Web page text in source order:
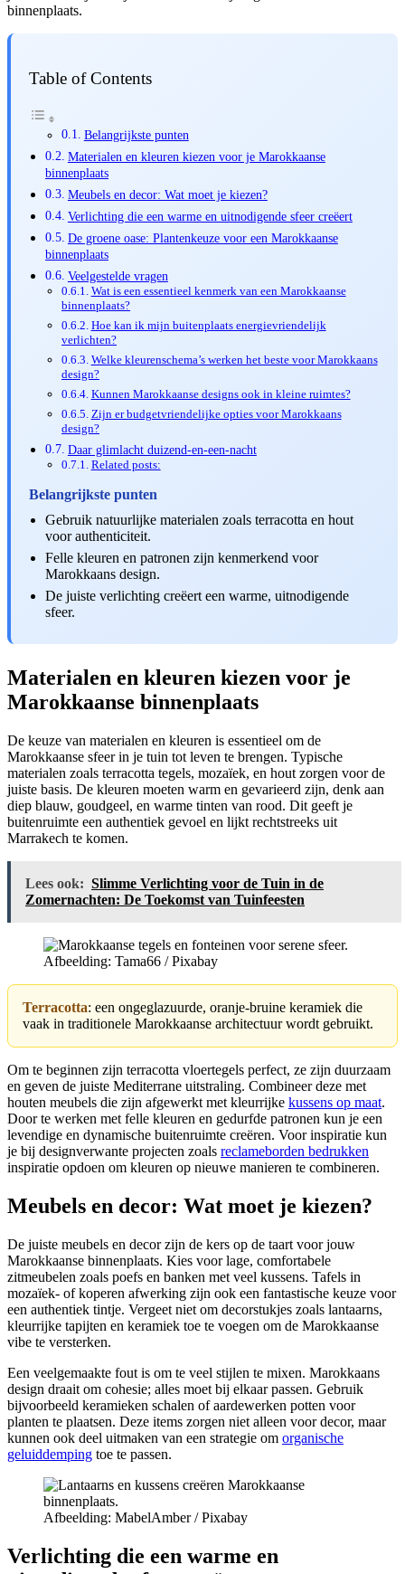
binnenplaats.
Table of Contents
Belangrijkste punten
Materialen en kleuren kiezen voor je Marokkaanse
binnenplaats
Meubels en decor: Wat moet je kiezen?
Verlichting die een warme en uitnodigende sfeer creëert
De groene oase: Plantenkeuze voor een Marokkaanse
binnenplaats
Veelgestelde vragen
Wat is een essentieel kenmerk van een Marokkaanse
binnenplaats?
Hoe kan ik mijn buitenplaats energievriendelijk
verlichten?
Welke kleurenschema’s werken het beste voor Marokkaans
design?
Kunnen Marokkaanse designs ook in kleine ruimtes?
Zijn er budgetvriendelijke opties voor Marokkaans
design?
Daar glimlacht duizend-en-een-nacht
Related posts:
Belangrijkste punten
Gebruik natuurlijke materialen zoals terracotta en hout
voor authenticiteit.
Felle kleuren en patronen zijn kenmerkend voor
Marokkaans design.
De juiste verlichting creëert een warme, uitnodigende
sfeer.
Materialen en kleuren kiezen voor je
Marokkaanse binnenplaats
De keuze van materialen en kleuren is essentieel om de
Marokkaanse sfeer in je tuin tot leven te brengen. Typische
materialen zoals terracotta tegels, mozaïek, en hout zorgen voor de
juiste basis. De kleuren moeten warm en gevarieerd zijn, denk aan
diep blauw, goudgeel, en warme tinten van rood. Dit geeft je
buitenruimte een authentiek gevoel en lijkt rechtstreeks uit
Marrakech te komen.
Lees ook: Slimme Verlichting voor de Tuin in de
Zomernachten: De Toekomst van Tuinfeesten
Afbeelding: Tama66 / Pixabay
Terracotta: een ongeglazuurde, oranje-bruine keramiek die
vaak in traditionele Marokkaanse architectuur wordt gebruikt.
Om te beginnen zijn terracotta vloertegels perfect, ze zijn duurzaam
en geven de juiste Mediterrane uitstraling. Combineer deze met
houten meubels die zijn afgewerkt met kleurrijke kussens op maat.
Door te werken met felle kleuren en gedurfde patronen kun je een
levendige en dynamische buitenruimte creëren. Voor inspiratie kun
je bij designverwante projecten zoals reclameborden bedrukken
inspiratie opdoen om kleuren op nieuwe manieren te combineren.
Meubels en decor: Wat moet je kiezen?
De juiste meubels en decor zijn de kers op de taart voor jouw
Marokkaanse binnenplaats. Kies voor lage, comfortabele
zitmeubelen zoals poefs en banken met veel kussens. Tafels in
mozaïek- of koperen afwerking zijn ook een fantastische keuze voor
een authentiek tintje. Vergeet niet om decorstukjes zoals lantaarns,
kleurrijke tapijten en keramiek toe te voegen om de Marokkaanse
vibe te versterken.
Een veelgemaakte fout is om te veel stijlen te mixen. Marokkaans
design draait om cohesie; alles moet bij elkaar passen. Gebruik
bijvoorbeeld keramieken schalen of aardewerken potten voor
planten te plaatsen. Deze items zorgen niet alleen voor decor, maar
kunnen ook deel uitmaken van een strategie om organische
geluiddemping toe te passen.
Afbeelding: MabelAmber / Pixabay
Verlichting die een warme en